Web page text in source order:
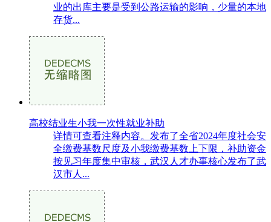
业的出库主要是受到公路运输的影响，少量的本地
存货...
高校结业生小我一次性就业补助
详情可查看注释内容。发布了全省2024年度社会安
全缴费基数尺度及小我缴费基数上下限，补助资金
按见习年度集中审核，武汉人才办事核心发布了武
汉市人...